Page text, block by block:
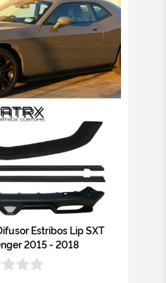
Estribos Lip SXT
2015 - 2018